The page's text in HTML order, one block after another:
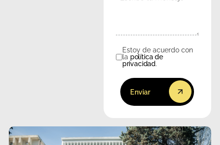
Consentimiento
Estoy de acuerdo con
la política de
privacidad.
Enviar